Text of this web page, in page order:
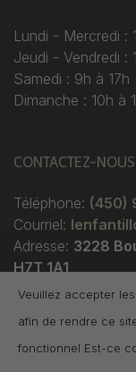
Lundi - Mercredi :
Jeudi - Vendredi :
Samedi : 9h à 17h
Dimanche : 10h à
CONTACTEZ-NOUS
Téléphone: (450)
Courriel:
Adresse: 3228
H7T 1A1
Veuillez accepter
afin de rendre ce
fonctionnel Est-ce